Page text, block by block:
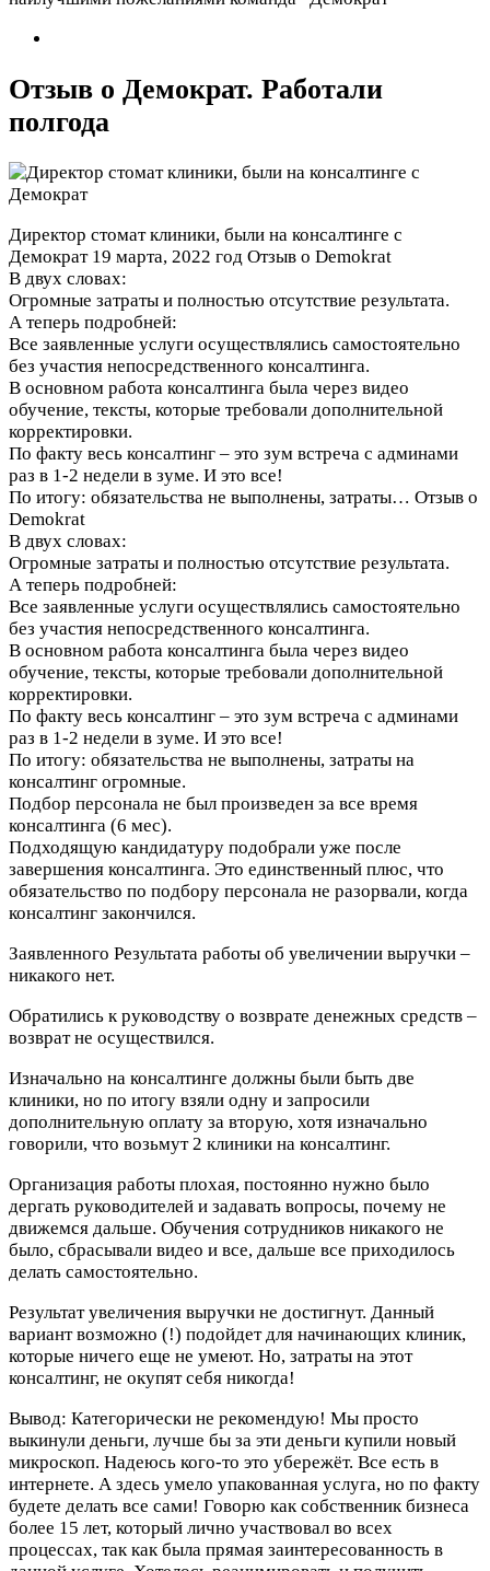
Отзыв о Демократ. Работали
полгода
Директор стомат клиники, были на консалтинге с
Демократ 19 марта, 2022 год Отзыв о Demokrat
В двух словах:
Огромные затраты и полностью отсутствие результата.
А теперь подробней:
Все заявленные услуги осуществлялись самостоятельно
без участия непосредственного консалтинга.
В основном работа консалтинга была через видео
обучение, тексты, которые требовали дополнительной
корректировки.
По факту весь консалтинг – это зум встреча с админами
раз в 1-2 недели в зуме. И это все!
По итогу: обязательства не выполнены, затраты… Отзыв о
Demokrat
В двух словах:
Огромные затраты и полностью отсутствие результата.
А теперь подробней:
Все заявленные услуги осуществлялись самостоятельно
без участия непосредственного консалтинга.
В основном работа консалтинга была через видео
обучение, тексты, которые требовали дополнительной
корректировки.
По факту весь консалтинг – это зум встреча с админами
раз в 1-2 недели в зуме. И это все!
По итогу: обязательства не выполнены, затраты на
консалтинг огромные.
Подбор персонала не был произведен за все время
консалтинга (6 мес).
Подходящую кандидатуру подобрали уже после
завершения консалтинга. Это единственный плюс, что
обязательство по подбору персонала не разорвали, когда
консалтинг закончился.
Заявленного Результата работы об увеличении выручки –
никакого нет.
Обратились к руководству о возврате денежных средств –
возврат не осуществился.
Изначально на консалтинге должны были быть две
клиники, но по итогу взяли одну и запросили
дополнительную оплату за вторую, хотя изначально
говорили, что возьмут 2 клиники на консалтинг.
Организация работы плохая, постоянно нужно было
дергать руководителей и задавать вопросы, почему не
движемся дальше. Обучения сотрудников никакого не
было, сбрасывали видео и все, дальше все приходилось
делать самостоятельно.
Результат увеличения выручки не достигнут. Данный
вариант возможно (!) подойдет для начинающих клиник,
которые ничего еще не умеют. Но, затраты на этот
консалтинг, не окупят себя никогда!
Вывод: Категорически не рекомендую! Мы просто
выкинули деньги, лучше бы за эти деньги купили новый
микроскоп. Надеюсь кого-то это убережёт. Все есть в
интернете. А здесь умело упакованная услуга, но по факту
будете делать все сами! Говорю как собственник бизнеса
более 15 лет, который лично участвовал во всех
процессах, так как была прямая заинтересованность в